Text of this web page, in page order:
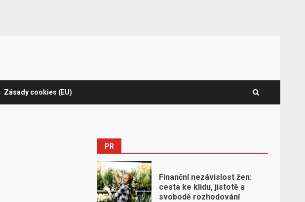
Zásady cookies (EU)
PR
Finanční nezávislost žen:
cesta ke klidu, jistotě a
svobodě rozhodování